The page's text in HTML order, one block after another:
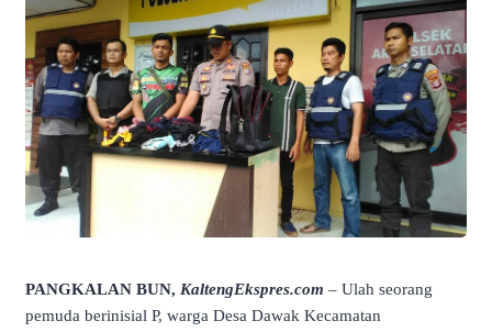
PANGKALAN BUN, KaltengEkspres.com – Ulah seorang
pemuda berinisial P, warga Desa Dawak Kecamatan